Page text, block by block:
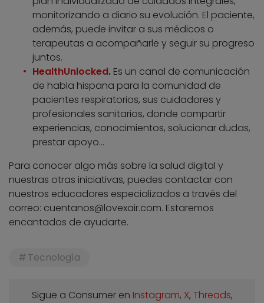
monitorizando a diario su evolución. El paciente,
además, puede invitar a sus médicos o
terapeutas a acompañarle y seguir su progreso
juntos.
HealthUnlocked. Es un canal de comunicación
de habla hispana para la comunidad de
pacientes respiratorios, sus cuidadores y
profesionales sanitarios, donde compartir
experiencias, conocimientos, solucionar dudas,
prestar apoyo…
Para conocer algo más sobre la salud digital y
nuestras otras iniciativas, puedes contactar con
nuestros educadores especializados a través del
correo: cuentanos@lovexair.com. Estaremos
encantados de ayudarte.
Tecnología
Sigue a Consumer en Instagram, X, Threads,